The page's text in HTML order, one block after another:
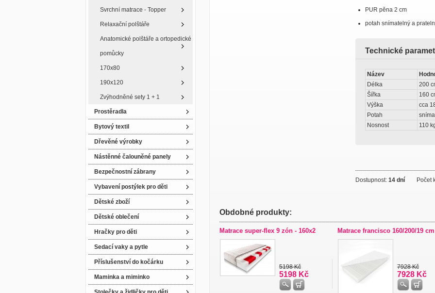
Svrchní matrace - Topper
Relaxační polštáře
Anatomické polštáře a ortopedické
pomůcky
170x80
190x120
Zvýhodněné sety 1 + 1
Prostěradla
Bytový textil
Dřevěné výrobky
Nástěnné čalouněné panely
Bezpečnostní zábrany
Vybavení postýlek pro děti
Dětské zboží
Dětské oblečení
Hračky pro děti
Sedací vaky a pytle
Příslušenství do kočárku
Maminka a miminko
PUR pěna 2 cm
potah snímatelný a
Technické
Název
Délka
200
Šířka
160
Výška
cca
Potah
Nosnost
110
Dostupnost: 14 dní Počet
Obdobné produkty:
Matrace super-flex 9 zón - 160x2
5198 Kč
5198 Kč
Matrace francisco 160/200/19 cm
7928 Kč
7928 Kč